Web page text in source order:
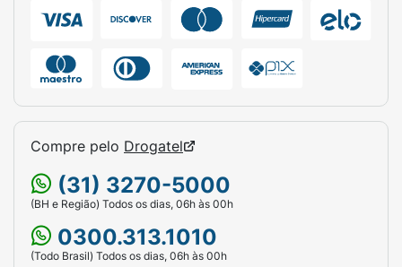
Compre pelo Drogatel
(31) 3270-5000
(BH e Região) Todos os dias, 06h às 00h
0300.313.1010
(Todo Brasil) Todos os dias, 06h às 00h